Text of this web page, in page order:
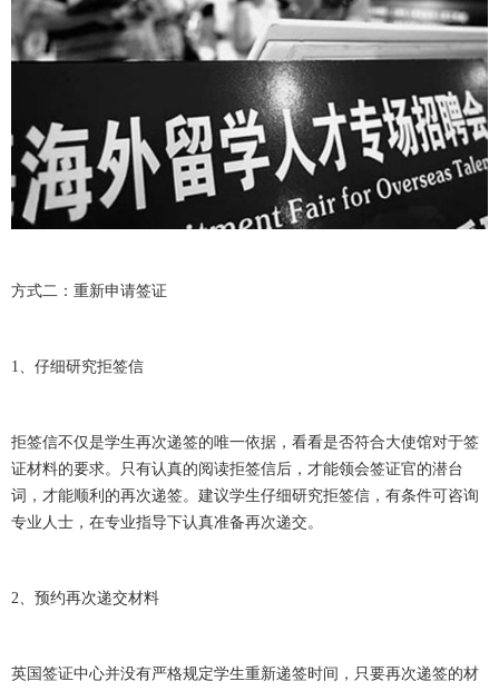
方式二：重新申请签证
1、仔细研究拒签信
拒签信不仅是学生再次递签的唯一依据，看看是否符合大使馆对于签
证材料的要求。只有认真的阅读拒签信后，才能领会签证官的潜台
词，才能顺利的再次递签。建议学生仔细研究拒签信，有条件可咨询
专业人士，在专业指导下认真准备再次递交。
2、预约再次递交材料
英国签证中心并没有严格规定学生重新递签时间，只要再次递签的材